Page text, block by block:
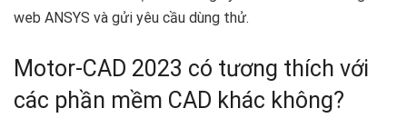
web ANSYS và gửi yêu cầu dùng thử.
Motor-CAD 2023 có tương thích với
các phần mềm CAD khác không?